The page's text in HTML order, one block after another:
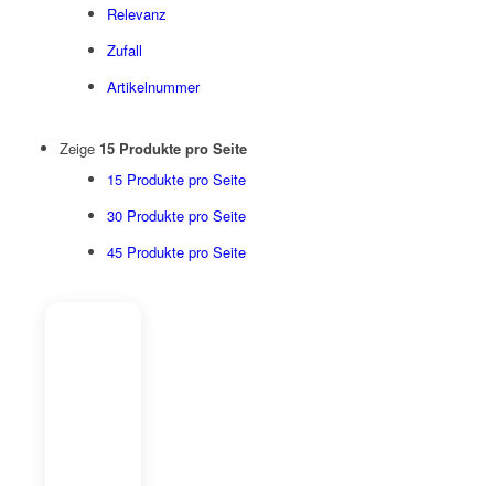
Relevanz
Zufall
Artikelnummer
Zeige 15 Produkte pro Seite
15 Produkte pro Seite
30 Produkte pro Seite
45 Produkte pro Seite